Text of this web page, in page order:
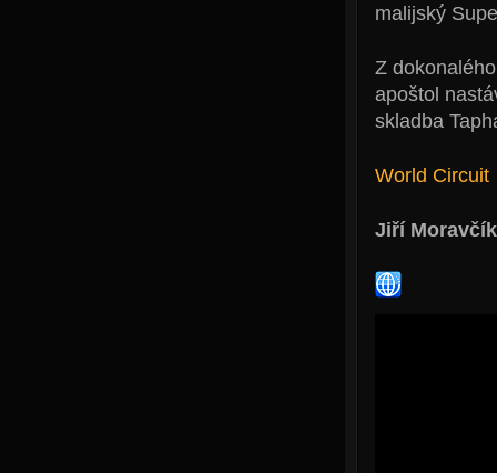
malijský
Z
apoštol
skladba
World Circuit
Jiří Moravčík